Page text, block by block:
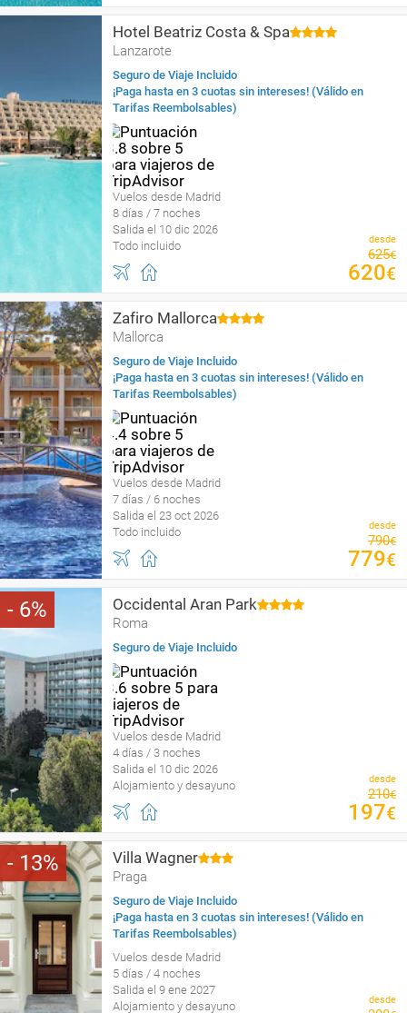
Hotel Beatriz Costa & Spa
Lanzarote
Seguro de Viaje Incluido
¡Paga hasta en 3 cuotas sin intereses! (Válido en
Tarifas Reembolsables)
Vuelos desde Madrid
8 días / 7 noches
Salida el 10 dic 2026
Todo incluido
desde
625€
620€
Zafiro Mallorca
Mallorca
Seguro de Viaje Incluido
¡Paga hasta en 3 cuotas sin intereses! (Válido en
Tarifas Reembolsables)
Vuelos desde Madrid
7 días / 6 noches
Salida el 23 oct 2026
Todo incluido
desde
790€
779€
6 Occidental Aran Park
Roma
Seguro de Viaje Incluido
Vuelos desde Madrid
4 días / 3 noches
Salida el 10 dic 2026
Alojamiento y desayuno
desde
210€
197€
13 Villa Wagner
Praga
Seguro de Viaje Incluido
¡Paga hasta en 3 cuotas sin intereses! (Válido en
Tarifas Reembolsables)
Vuelos desde Madrid
5 días / 4 noches
Salida el 9 ene 2027
Alojamiento y desayuno
desde